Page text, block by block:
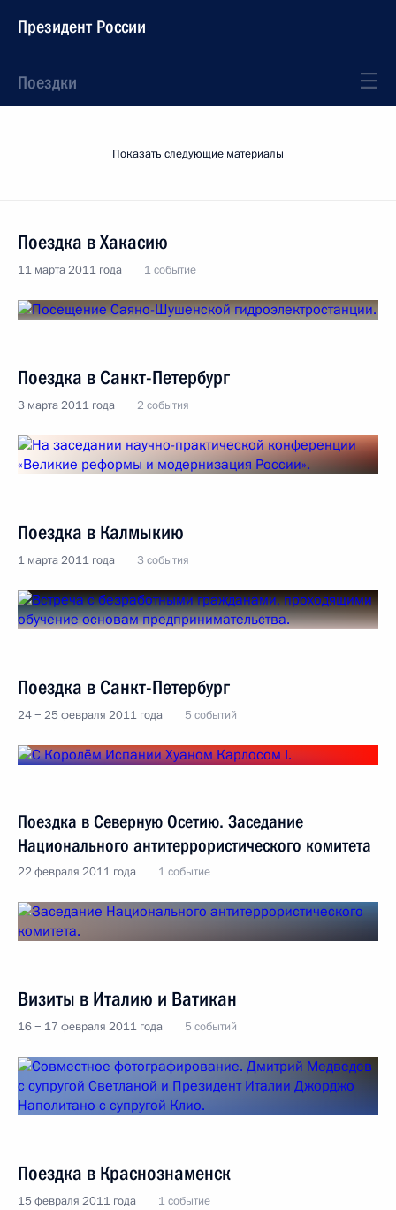
Президент России
Поездки
Показать следующие материалы
Поездка в Хакасию
11 марта 2011 года 1 событие
Поездка в Санкт-Петербург
3 марта 2011 года 2 события
Поездка в Калмыкию
1 марта 2011 года 3 события
Поездка в Санкт-Петербург
24 − 25 февраля 2011 года 5 событий
Поездка в Северную Осетию. Заседание
Национального антитеррористического комитета
22 февраля 2011 года 1 событие
Визиты в Италию и Ватикан
16 − 17 февраля 2011 года 5 событий
Поездка в Краснознаменск
15 февраля 2011 года 1 событие